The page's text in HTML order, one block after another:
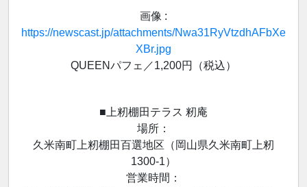
画像 :
https://newscast.jp/attachments/Nwa31RyVtzdhAFbXe
XBr.jpg
QUEENパフェ／1,200円（税込）
■上籾棚田テラス 籾庵
場所：
久米南町上籾棚田百選地区（岡山県久米南町上籾
1300-1）
営業時間：